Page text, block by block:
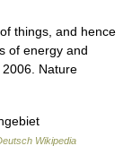
things, and hence
of energy and
2006. Nature
Wikipedia